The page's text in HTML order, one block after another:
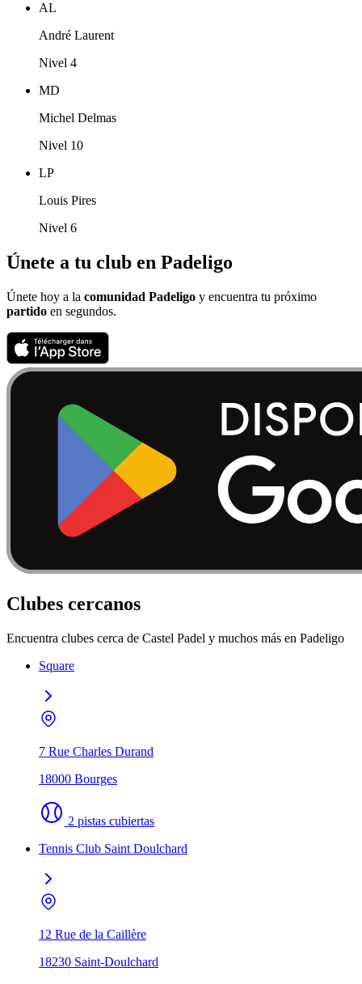
AL
André Laurent
Nivel 4
MD
Michel Delmas
Nivel 10
LP
Louis Pires
Nivel 6
Únete a tu club en Padeligo
Únete hoy a la comunidad Padeligo y encuentra tu próximo
partido en segundos.
Clubes cercanos
Encuentra clubes cerca de Castel Padel y muchos más en Padeligo
Square
7 Rue Charles Durand
18000 Bourges
2 pistas cubiertas
Tennis Club Saint Doulchard
12 Rue de la Caillère
18230 Saint-Doulchard